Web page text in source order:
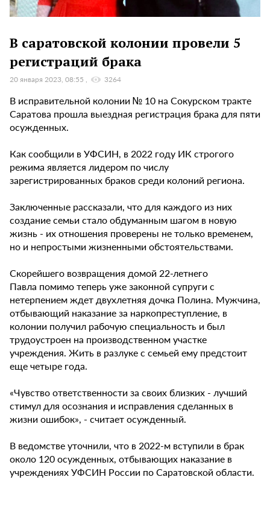
В саратовской колонии провели 5
регистраций брака
20 января 2023, 08:55 3264
В исправительной колонии № 10 на Сокурском тракте
Саратова прошла выездная регистрация брака для пяти
осужденных.
Как сообщили в УФСИН, в 2022 году ИК строгого
режима является лидером по числу
зарегистрированных браков среди колоний региона.
Заключенные рассказали, что для каждого из них
создание семьи стало обдуманным шагом в новую
жизнь - их отношения проверены не только временем,
но и непростыми жизненными обстоятельствами.
Скорейшего возвращения домой 22-летнего
Павла помимо теперь уже законной супруги с
нетерпением ждет двухлетняя дочка Полина. Мужчина,
отбывающий наказание за наркопреступление, в
колонии получил рабочую специальность и был
трудоустроен на производственном участке
учреждения. Жить в разлуке с семьей ему предстоит
еще четыре года.
«Чувство ответственности за своих близких - лучший
стимул для осознания и исправления сделанных в
жизни ошибок», - считает осужденный.
В ведомстве уточнили, что в 2022-м вступили в брак
около 120 осужденных, отбывающих наказание в
учреждениях УФСИН России по Саратовской области.